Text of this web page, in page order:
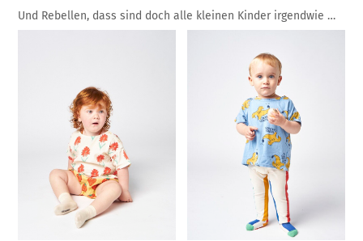
Und Rebellen, dass sind doch alle kleinen Kinder irgendwie …